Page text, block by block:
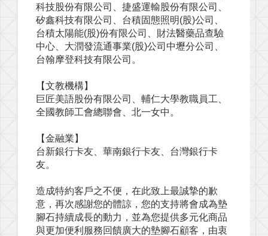
科技股份有限公司、捷盛運輸股份有限公司、
矽鑫科技有限公司、台積固態照明(股)公司、
台積太陽能(股)份有限公司、財法醫藥品查驗
中心、大潤發流通事業(股)公司中壢分公司、
台翰摩登科技有限公司。
【文教機構】
巨匠美語股份有限公司、輔仁大學教職員工、
全國教師工會總聯會、北一女中。
【金融業】
台新銀行卡友、華南銀行卡友、台灣銀行卡
友。
造成特約客戶之不便，在此致上最誠摯的歉
意，再次感謝您的體諒，您的支持將會成為墊
腳石持續成長的動力，並為您提供多元化商品
與更加便利服務回饋廣大的墊腳石顧客，由衷